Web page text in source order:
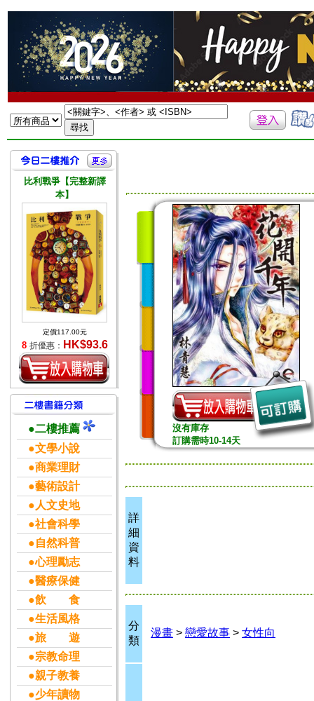
比利戰爭【完整新譯
本】
定價117.00元
8 折優惠： HK$93.6
●二樓推薦
●文學小說
●商業理財
●藝術設計
●人文史地
●社會科學
●自然科普
●心理勵志
●醫療保健
●飲 食
●生活風格
●旅 遊
●宗教命理
●親子教養
●少年讀物
沒有庫存
訂購需時10-14天
詳
細
資
料
分
類
漫畫 > 戀愛故事 > 女性向